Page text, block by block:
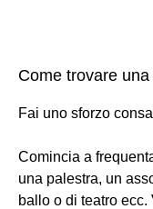
Come trovare
Fai uno sforzo
Comincia a
una palestra, un
ballo o di teatro